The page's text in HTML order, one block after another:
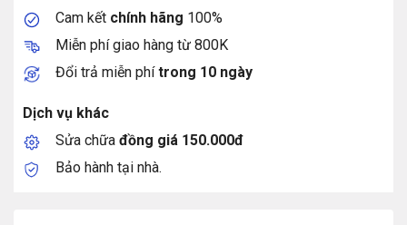
Cam kết chính hãng 100%
Miễn phí giao hàng từ 800K
Đổi trả miễn phítrong 10 ngày
Dịch vụ khác
Sửa chữa đồng giá 150.000đ
Bảo hành tại nhà.